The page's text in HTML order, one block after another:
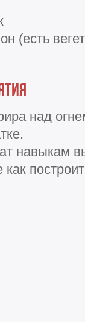
(есть
над
навыкам
как